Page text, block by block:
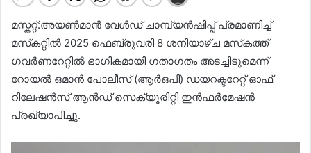
മസ്കറ്റ്:അയൺമാൻ വേൾഡ് ചാമ്പ്യൻഷിപ്പ് പ്രമാണിച്ച്
മസ്‌കറ്റിൽ 2025 ഫെബ്രുവരി 8 ശനിയാഴ്ച മസ്‌കത്ത്
ഗവർണറേറ്റിൽ ഭാഗികമായി ഗതാഗതം അടച്ചിടുമെന്ന്
റോയൽ ഒമാൻ പോലീസ് (ആർ‌ഒ‌പി) ഡയറക്ടറേറ്റ് ഓഫ്
റിലേഷൻസ് ആൻഡ് സെക്യൂരിറ്റി ഇൻഫർമേഷൻ
പ്രഖ്യാപിച്ചു.